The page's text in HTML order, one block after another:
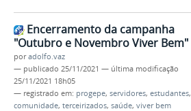
Encerramento da campanha
"Outubro e Novembro Viver Bem"
poradolfo.vaz
— publicado 25/11/2021 — última modificação
25/11/2021 18h05
— registrado em: progepe, servidores, estudantes,
comunidade, terceirizados, saúde, viver bem